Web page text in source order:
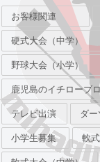
お客様関連
硬式大会（中学）
野球大会（小学）
鹿児島のイチローブ
テレビ出演 ダー
小学生募集 軟